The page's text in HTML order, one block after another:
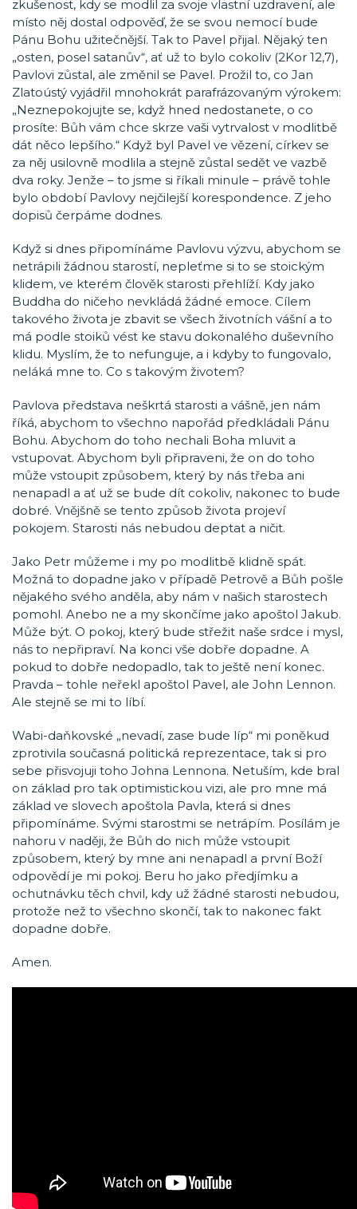
zkušenost, kdy se modlil za svoje vlastní uzdravení, ale
místo něj dostal odpověď, že se svou nemocí bude
Pánu Bohu užitečnější. Tak to Pavel přijal. Nějaký ten
„osten, posel satanův“, ať už to bylo cokoliv (2Kor 12,7),
Pavlovi zůstal, ale změnil se Pavel. Prožil to, co Jan
Zlatoústý vyjádřil mnohokrát parafrázovaným výrokem:
„Neznepokojujte se, když hned nedostanete, o co
prosíte: Bůh vám chce skrze vaši vytrvalost v modlitbě
dát něco lepšího.“ Když byl Pavel ve vězení, církev se
za něj usilovně modlila a stejně zůstal sedět ve vazbě
dva roky. Jenže – to jsme si říkali minule – právě tohle
bylo období Pavlovy nejčilejší korespondence. Z jeho
dopisů čerpáme dodnes.
Když si dnes připomínáme Pavlovu výzvu, abychom se
netrápili žádnou starostí, nepleťme si to se stoickým
klidem, ve kterém člověk starosti přehlíží. Kdy jako
Buddha do ničeho nevkládá žádné emoce. Cílem
takového života je zbavit se všech životních vášní a to
má podle stoiků vést ke stavu dokonalého duševního
klidu. Myslím, že to nefunguje, a i kdyby to fungovalo,
neláká mne to. Co s takovým životem?
Pavlova představa neškrtá starosti a vášně, jen nám
říká, abychom to všechno napořád předkládali Pánu
Bohu. Abychom do toho nechali Boha mluvit a
vstupovat. Abychom byli připraveni, že on do toho
může vstoupit způsobem, který by nás třeba ani
nenapadl a ať už se bude dít cokoliv, nakonec to bude
dobré. Vnějšně se tento způsob života projeví
pokojem. Starosti nás nebudou deptat a ničit.
Jako Petr můžeme i my po modlitbě klidně spát.
Možná to dopadne jako v případě Petrově a Bůh pošle
nějakého svého anděla, aby nám v našich starostech
pomohl. Anebo ne a my skončíme jako apoštol Jakub.
Může být. O pokoj, který bude střežit naše srdce i mysl,
nás to nepřipraví. Na konci vše dobře dopadne. A
pokud to dobře nedopadlo, tak to ještě není konec.
Pravda – tohle neřekl apoštol Pavel, ale John Lennon.
Ale stejně se mi to líbí.
Wabi-daňkovské „nevadí, zase bude líp“ mi poněkud
zprotivila současná politická reprezentace, tak si pro
sebe přisvojuji toho Johna Lennona. Netuším, kde bral
on základ pro tak optimistickou vizi, ale pro mne má
základ ve slovech apoštola Pavla, která si dnes
připomínáme. Svými starostmi se netrápím. Posílám je
nahoru v naději, že Bůh do nich může vstoupit
způsobem, který by mne ani nenapadl a první Boží
odpovědí je mi pokoj. Beru ho jako předjímku a
ochutnávku těch chvil, kdy už žádné starosti nebudou,
protože než to všechno skončí, tak to nakonec fakt
dopadne dobře.
Amen.